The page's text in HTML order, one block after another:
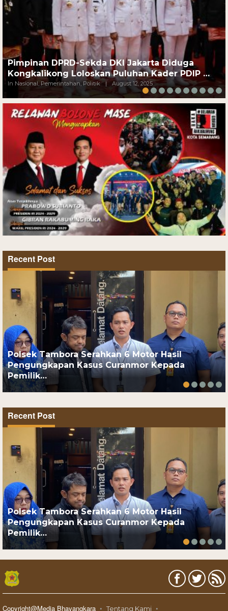
Pimpinan DPRD-Sekda DKI Jakarta Diduga
Kongkalikong Loloskan Puluhan Kader PDIP …
In Nasional, Pemerintahan, Politik | August 12, 2025
Recent Post
Polsek Tambora Serahkan 6 Motor Hasil
Pengungkapan Kasus Curanmor Kepada
Pemilik…
Recent Post
Polsek Tambora Serahkan 6 Motor Hasil
Pengungkapan Kasus Curanmor Kepada
Pemilik…
Copyright@Media Bhayangkara Tentang Kami